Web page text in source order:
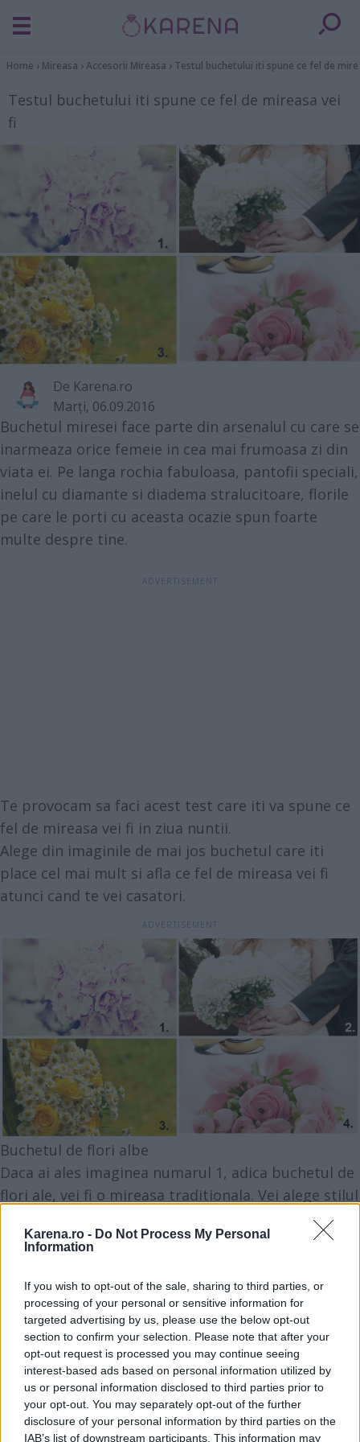
Karena.ro - Do Not Process My Personal
Information
If you wish to opt-out of the sale, sharing to third parties, or
processing of your personal or sensitive information for
targeted advertising by us, please use the below opt-out
section to confirm your selection. Please note that after your
opt-out request is processed you may continue seeing
interest-based ads based on personal information utilized by
us or personal information disclosed to third parties prior to
your opt-out. You may separately opt-out of the further
disclosure of your personal information by third parties on the
IAB’s list of downstream participants. This information may
Home › Mireasa ›Accesorii Mireasa › Testul buchetului iti spune ce fel de
Testul buchetului iti spune ce fel de mireasa vei
fi
De Karena.ro
Marţi, 06.09.2016
Buchetul miresei face parte din arsenalul cu care se
inarmeaza orice femeie in cea mai frumoasa zi din
viata ei. Pe langa rochia fabuloasa, pantofii speciali,
inelul cu diamante si diadema stralucitoare, florile
pe care le porti cu aceasta ocazie spun foarte
multe despre tine.
Te provocam sa faci acest test care iti va spune ce
fel de mireasa vei fi in ziua nuntii.
Alege din imaginile de mai jos buchetul care iti
place cel mai mult si afla ce fel de mireasa vei fi
atunci cand te vei casatori.
Buchetul de flori albe
Daca ai ales imaginea numarul 1, adica buchetul de
flori ale, vei fi o mireasa traditionala. Vei alege stilul
clasic, cu decor parca desprins din basme, iar
rochia ta va arata fabulos, la fel ca a unei printese.
copilarie.
Buchetul campenesc
Esti o fire boema, care iubeste libertatea si care nu
iubeste regulile si care se abate de la normele
sociale. Cu toate acestea, iubesti atat de mult
traditia si portul popular, incat vei fi genul de
mireasa cu ie si fota. Voalul rau va fid oar o